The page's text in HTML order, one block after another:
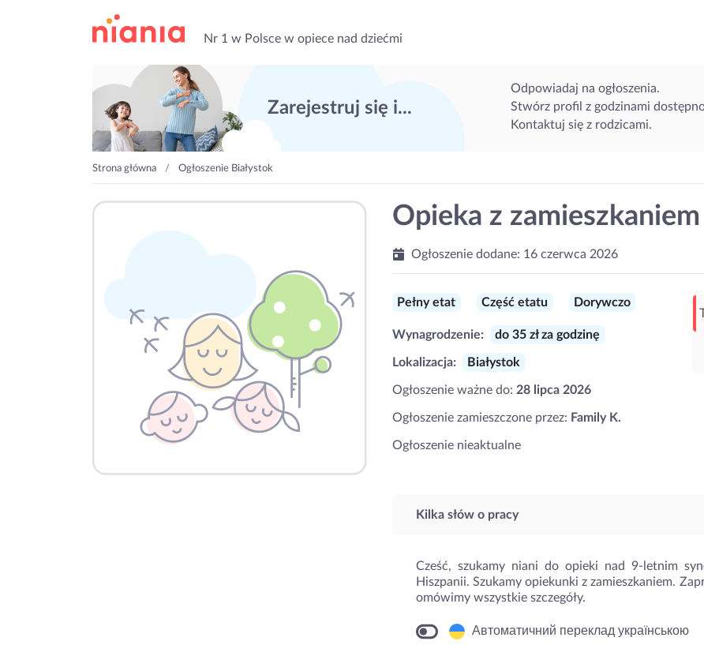
Nr 1 w Polsce w opiece nad dziećmi
Zarejestruj się i...
Odpowiadaj na ogłoszenia.
Stwórz profil z godzinami
Kontaktuj się z rodzicami.
Strona główna Ogłoszenie Białystok
Opieka z zamieszkaniem
Ogłoszenie dodane: 16 czerwca 2026
Pełny etat Część etatu Dorywczo
Wynagrodzenie: do 35 zł za godzinę
Lokalizacja: Białystok
Ogłoszenie ważne do: 28 lipca 2026
Ogłoszenie zamieszczone przez: Family K.
Ogłoszenie nieaktualne
Kilka słów o pracy
Cześć, szukamy niani do opieki nad 9-letnim
Hiszpanii. Szukamy opiekunki z zamieszkaniem.
omówimy wszystkie szczegóły.
Автоматичний переклад українською